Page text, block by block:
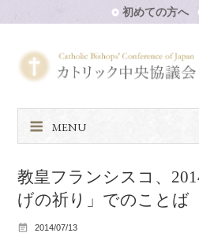
初めての方へ
MENU
教皇フランシスコ、
げの祈り」でのこと
2014/07/13